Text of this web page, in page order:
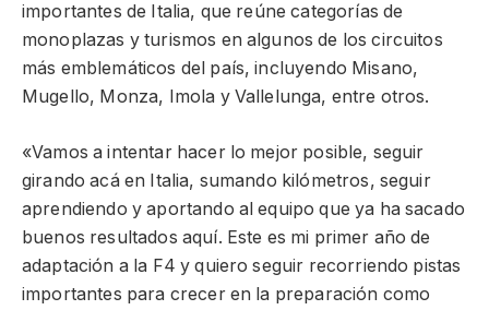
importantes de Italia, que reúne categorías de
monoplazas y turismos en algunos de los circuitos
más emblemáticos del país, incluyendo Misano,
Mugello, Monza, Imola y Vallelunga, entre otros.
«Vamos a intentar hacer lo mejor posible, seguir
girando acá en Italia, sumando kilómetros, seguir
aprendiendo y aportando al equipo que ya ha sacado
buenos resultados aquí. Este es mi primer año de
adaptación a la F4 y quiero seguir recorriendo pistas
importantes para crecer en la preparación como